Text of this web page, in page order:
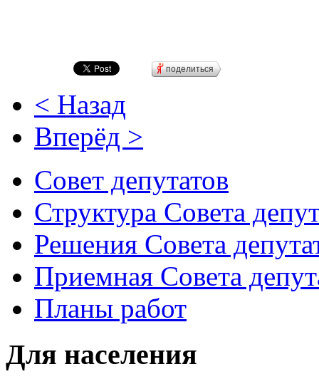
поделиться
< Назад
Вперёд >
Совет депутатов
Структура Совета
Решения Совета
Приемная Совета
Планы работ
Для населения